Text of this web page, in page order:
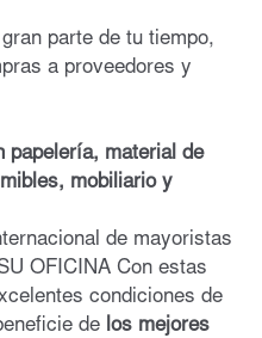
parte de tu tiempo,
a proveedores y
papelería, material de
mobiliario y
de mayoristas
OFICINA Con estas
condiciones de
de los mejores